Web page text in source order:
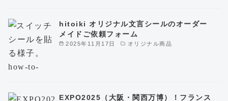
2025年11月17日 オリジナル商品
hitoiki オリジナル文言シールのオーダー
メイドご依頼フォーム
EXPO2025（大阪・関西万博）！フランス